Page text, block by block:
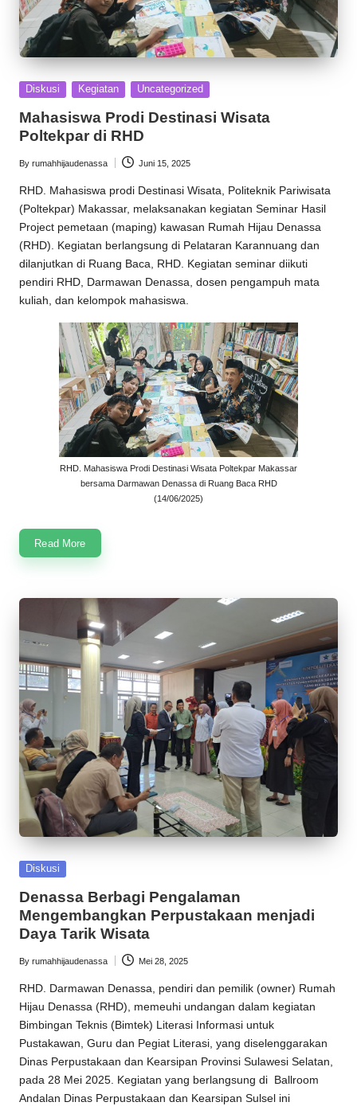
Posted
Diskusi Kegiatan Uncategorized
Mahasiswa Prodi Destinasi Wisata
Poltekpar di RHD
Posted
by
By rumahhijaudenassa Juni 15, 2025
RHD . Mahasiswa prodi Destinasi Wisata, Politeknik Pariwisata
(Poltekpar) Makassar, melaksanakan kegiatan Seminar Hasil
Project pemetaan (maping) kawasan Rumah Hijau Denassa
(RHD). Kegiatan berlangsung di Pelataran Karannuang dan
dilanjutkan di Ruang Baca, RHD. Kegiatan seminar diikuti
pendiri RHD, Darmawan Denassa , dosen pengampuh mata
kuliah, dan kelompok mahasiswa.
RHD. Mahasiswa Prodi Destinasi Wisata Poltekpar Makassar
bersama Darmawan Denassa di Ruang Baca RHD
(14/06/2025)
Read More
Posted
Diskusi
Denassa Berbagi Pengalaman
Mengembangkan Perpustakaan menjadi
Daya Tarik Wisata
Posted
by
By rumahhijaudenassa Mei 28, 2025
RHD . Darmawan Denassa, pendiri dan pemilik (owner) Rumah
Hijau Denassa (RHD), memeuhi undangan dalam kegiatan
Bimbingan Teknis (Bimtek) Literasi Informasi untuk
Pustakawan, Guru dan Pegiat Literasi, yang diselenggarakan
Dinas Perpustakaan dan Kearsipan Provinsi Sulawesi Selatan,
pada 28 Mei 2025. Kegiatan yang berlangsung di Ballroom
Andalan Dinas Perpustakaan dan Kearsipan Sulsel ini